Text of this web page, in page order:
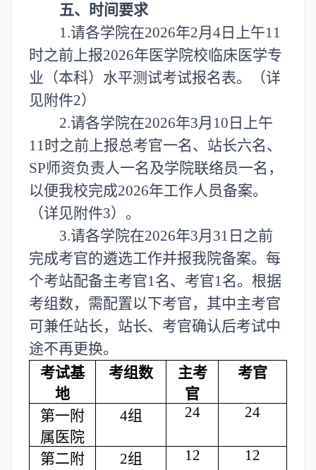
五、
时间要求
1.请各学院在2026年2月4日上午11
时之前上报2026年医学院校临床医学专
业（本科）水平测试考试报名表。（详
见附件2）
2.请各学院在2026年3月10日上午
11时之前上报总考官一名、站长六名、
SP师资负责人一名及学院联络员一名，
以便我校完成2026年工作人员备案。
（详见附件3）。
3.请各学院在2026年3月31日之前
完成考官的遴选工作并报我院备案。每
个考站配备主考官1名、考官1名。根据
考组数，需配置以下考官，其中主考官
可兼任站长，站长、考官确认后考试中
途不再更换。
考试基
地
考组数
主考
官
考官
第一附
属医院
4组 24 24
第二附
2组 12 12